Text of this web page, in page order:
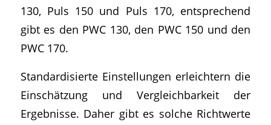
130, Puls 150 und Puls 170, entsprechend
gibt es den PWC 130, den PWC 150 und den
PWC 170.
Standardisierte Einstellungen erleichtern die
Einschätzung und Vergleichbarkeit der
Ergebnisse. Daher gibt es solche Richtwerte